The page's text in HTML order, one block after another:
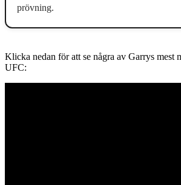
prövning.
Klicka nedan för att se några av Garrys mest
UFC: